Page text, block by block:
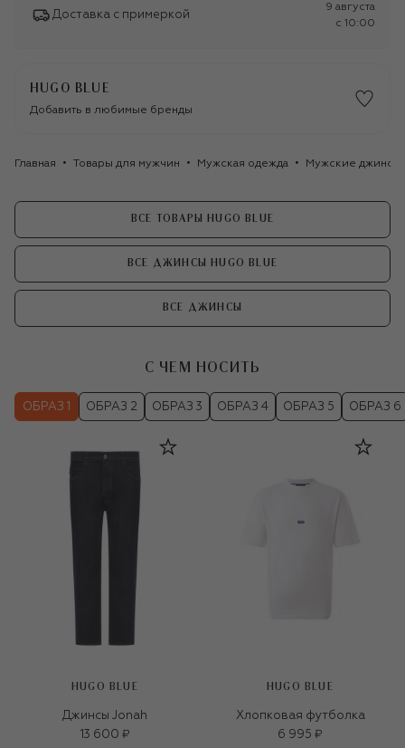
Доставка с примеркой
9 августа
c 10:00
HUGO BLUE
Добавить в любимые бренды
Главная Товары для мужчин Мужская одежда Мужские джинсы
ВСЕ ТОВАРЫ HUGO BLUE
ВСЕ ДЖИНСЫ HUGO BLUE
ВСЕ ДЖИНСЫ
С ЧЕМ НОСИТЬ
ОБРАЗ 1 ОБРАЗ 2 ОБРАЗ 3 ОБРАЗ 4 ОБРАЗ 5 ОБРАЗ 6
HUGO BLUE
Джинсы Jonah
13 600 ₽
HUGO BLUE
Хлопковая футболка
6 995 ₽